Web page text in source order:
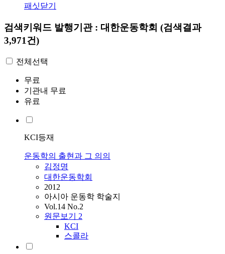
패싯닫기
검색키워드 발행기관 : 대한운동학회 (검색결과
3,971건)
전체선택
무료
기관내 무료
유료
KCI등재
운동학의 출현과 그 의의
김정명
대한운동학회
2012
아시아 운동학 학술지
Vol.14 No.2
원문보기 2
KCI
스콜라